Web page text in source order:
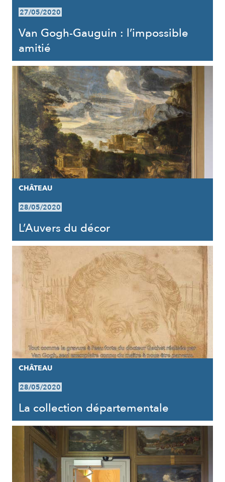
27/05/2020
Van Gogh-Gauguin : l’impossible
amitié
CHÂTEAU
28/05/2020
L’Auvers du décor
CHÂTEAU
28/05/2020
La collection départementale